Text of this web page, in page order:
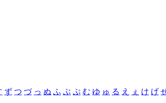
ず つ づ っ ぬ ふ ぶ ぷ む ゆ ゅ る え ぇ け げ